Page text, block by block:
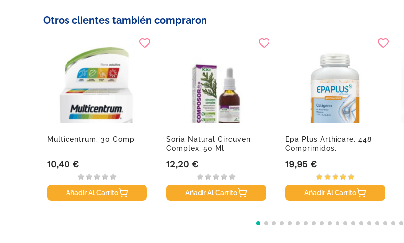
Otros clientes también compraron
Multicentrum, 30 Comp.
Precio
10,40 €
Añadir Al Carrito
Soria Natural Circuven
Complex, 50 Ml
Precio
12,20 €
Añadir Al Carrito
Epa Plus Arthicare, 448
Comprimidos.
Precio
19,95 €
Añadir Al Carrito